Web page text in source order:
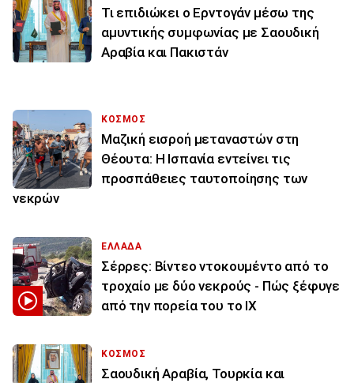
Τι επιδιώκει ο Ερντογάν μέσω της
αμυντικής συμφωνίας με Σαουδική
Αραβία και Πακιστάν
ΚΟΣΜΟΣ
Μαζική εισροή μεταναστών στη
Θέουτα: Η Ισπανία εντείνει τις
προσπάθειες ταυτοποίησης των
νεκρών
ΕΛΛΑΔΑ
Σέρρες: Βίντεο ντοκουμέντο από το
τροχαίο με δύο νεκρούς - Πώς ξέφυγε
από την πορεία του το ΙΧ
ΚΟΣΜΟΣ
Σαουδική Αραβία, Τουρκία και